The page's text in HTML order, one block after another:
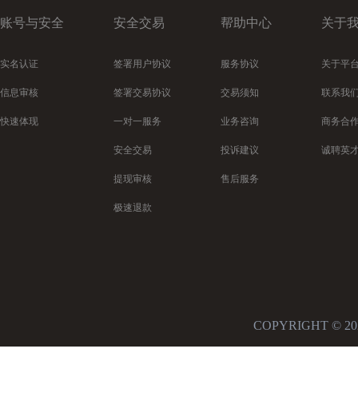
账号与安全
实名认证
信息审核
快速体现
安全交易
签署用户协议
签署交易协议
一对一服务
安全交易
提现审核
极速退款
帮助中心
服务协议
交易须知
业务咨询
投诉建议
售后服务
关于
关于平
联系我
商务合
诚聘英
COPYRIGHT ©